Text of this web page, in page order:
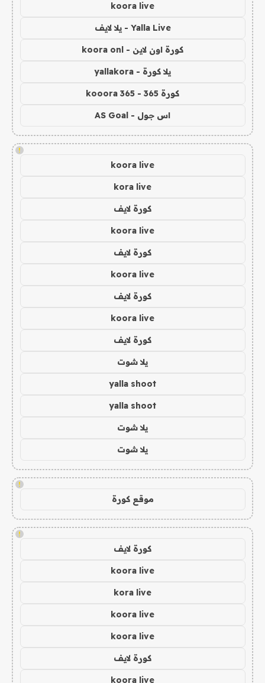
koora live
Yalla Live - يلا لايف
كورة اون لاين - koora onl
يلا كورة - yallakora
كورة 365 - kooora 365
اس جول - AS Goal
!
koora live
kora live
كورة لايف
koora live
كورة لايف
koora live
كورة لايف
koora live
كورة لايف
يلا شوت
yalla shoot
yalla shoot
يلا شوت
يلا شوت
!
موقع كورة
!
كورة لايف
koora live
kora live
koora live
koora live
كورة لايف
koora live